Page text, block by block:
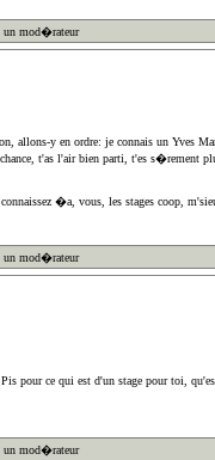
un mod�rateur
allons-y en ordre: je connais un Yves
chance, t'as l'air bien parti, t'es
�a, vous, les stages coop,
un mod�rateur
pour ce qui est d'un stage pour toi,
un mod�rateur